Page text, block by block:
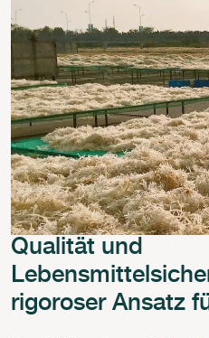
Qualität und
rigoroser Ansatz